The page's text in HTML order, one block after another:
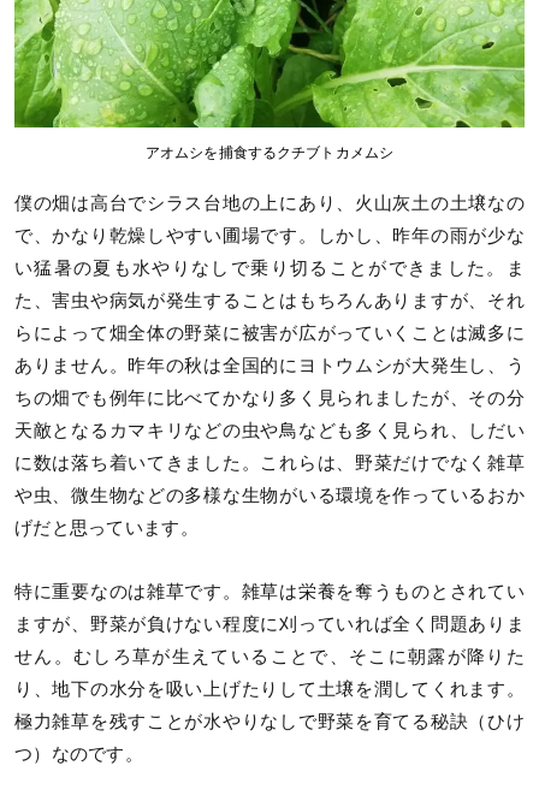
アオムシを捕食するクチブトカメムシ
僕の畑は高台でシラス台地の上にあり、火山灰土の土壌なの
で、かなり乾燥しやすい圃場です。しかし、昨年の雨が少な
い猛暑の夏も水やりなしで乗り切ることができました。ま
た、害虫や病気が発生することはもちろんありますが、それ
らによって畑全体の野菜に被害が広がっていくことは滅多に
ありません。昨年の秋は全国的にヨトウムシが大発生し、う
ちの畑でも例年に比べてかなり多く見られましたが、その分
天敵となるカマキリなどの虫や鳥なども多く見られ、しだい
に数は落ち着いてきました。これらは、野菜だけでなく雑草
や虫、微生物などの多様な生物がいる環境を作っているおか
げだと思っています。
特に重要なのは雑草です。雑草は栄養を奪うものとされてい
ますが、野菜が負けない程度に刈っていれば全く問題ありま
せん。むしろ草が生えていることで、そこに朝露が降りた
り、地下の水分を吸い上げたりして土壌を潤してくれます。
極力雑草を残すことが水やりなしで野菜を育てる秘訣（ひけ
つ）なのです。